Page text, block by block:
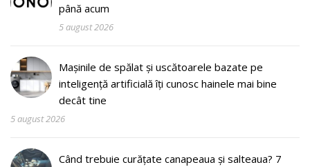
până acum
5 august 2026
Mașinile de spălat și uscătoarele bazate pe
inteligență artificială îți cunosc hainele mai bine
decât tine
5 august 2026
Când trebuie curățate canapeaua și salteaua? 7